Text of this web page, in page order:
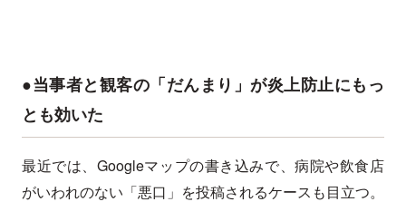
●当事者と観客の「だんまり」が炎上防止にもっ
とも効いた
最近では、Googleマップの書き込みで、病院や飲食店
がいわれのない「悪口」を投稿されるケースも目立つ。